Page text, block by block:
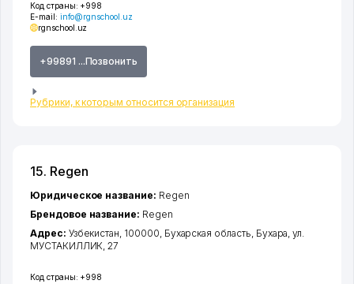
Код страны: +998
E-mail: info@rgnschool.uz
rgnschool.uz
+99891 ...Позвонить
Рубрики, к которым относится организация
15. Regen
Код страны: +998
Юридическое название: Regen
Брендовое название: Regen
Адрес: Узбекистан, 100000, Бухарская область Бухара ,ул.
МУСТАКИЛЛИК , 27